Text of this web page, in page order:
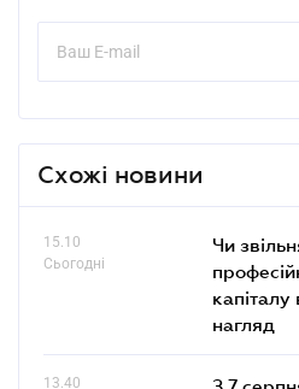
Схожі новини
15.10
Сьогодні
Чи
нагляд
13.40